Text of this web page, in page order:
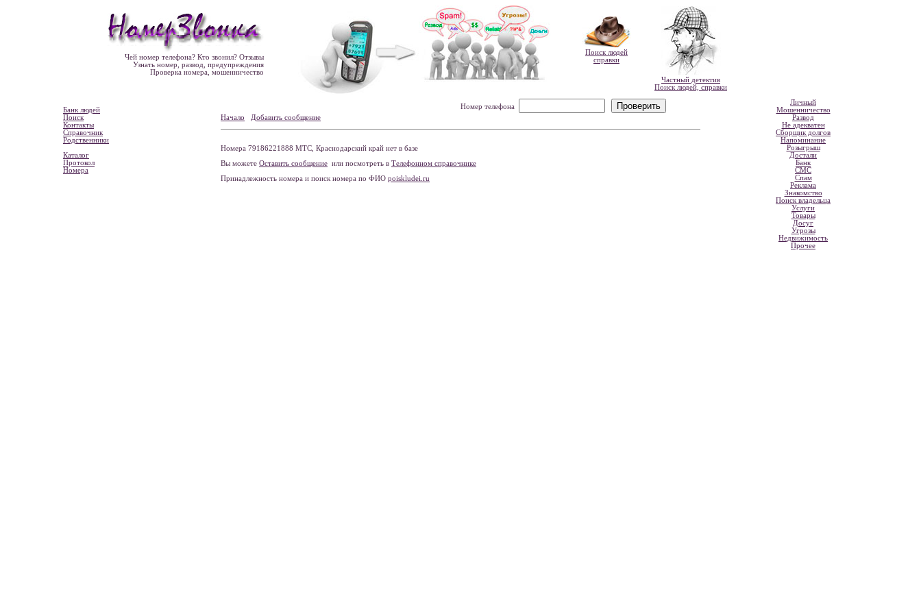
Чей номер телефона? Кто звонил? Отзывы
Узнать номер, развод, предупреждения
Проверка номера, мошенничество
Поиск людей
справки
Частный детектив
Поиск людей, справки
Банк людей
Поиск
Контакты
Справочник
Родственники
Каталог
Протокол
Номера
Номер телефона
Начало
Добавить сообщение
Номера 79186221888 МТС, Краснодарский край нет в базе
Вы можете Оставить сообщение или посмотреть в Телефонном справочнике
Принадлежность номера и поиск номера по ФИО poiskludei.ru
Личный
Мошенничество
Развод
Не адекватен
Сборщик долгов
Напоминание
Розыгрыш
Достали
Банк
СМС
Спам
Реклама
Знакомство
Поиск владельца
Услуги
Товары
Досуг
Угрозы
Недвижимость
Прочее